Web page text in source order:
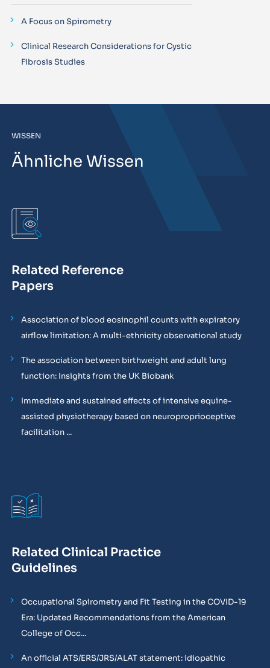
A Focus on Spirometry
Clinical Research Considerations for Cystic
Fibrosis Studies
WISSEN
Ähnliche Wissen
Related Reference
Papers
Association of blood eosinophil counts with expiratory
airflow limitation: A multi-ethnicity observational study
The association between birthweight and adult lung
function: Insights from the UK Biobank
Immediate and sustained effects of intensive equine-
assisted physiotherapy based on neuroproprioceptive
facilitation ...
Related Clinical Practice
Guidelines
Occupational Spirometry and Fit Testing in the COVID-19
Era: Updated Recommendations from the American
College of Occ...
An official ATS/ERS/JRS/ALAT statement: idiopathic